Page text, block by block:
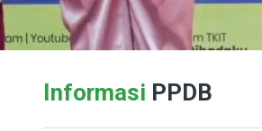
Informasi PPDB